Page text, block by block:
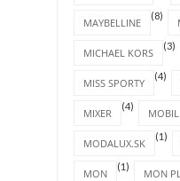
MAYBELLINE
(8)
MICHAEL KORS
(3)
MISS SPORTY
(4)
MIXER
(4)
MOBIL
MODALUX.SK
(1)
MON
(1)
MON